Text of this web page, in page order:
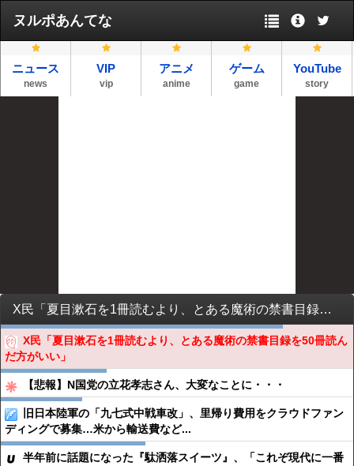
ヌルポあんてな
ニュース
news
VIP
vip
アニメ
anime
ゲーム
game
YouTube
story
X民「夏目漱石を1冊読むより、とある魔術の禁書目録を50冊読んだ方がいい」
X民「夏目漱石を1冊読むより、とある魔術の禁書目録を50冊読ん
だ方がいい」
【悲報】N国党の立花孝志さん、大変なことに・・・
旧日本陸軍の「九七式中戦車改」、里帰り費用をクラウドファン
ディングで募集…米から輸送費など...
半年前に話題になった『駄洒落スイーツ』、「これぞ現代に一番